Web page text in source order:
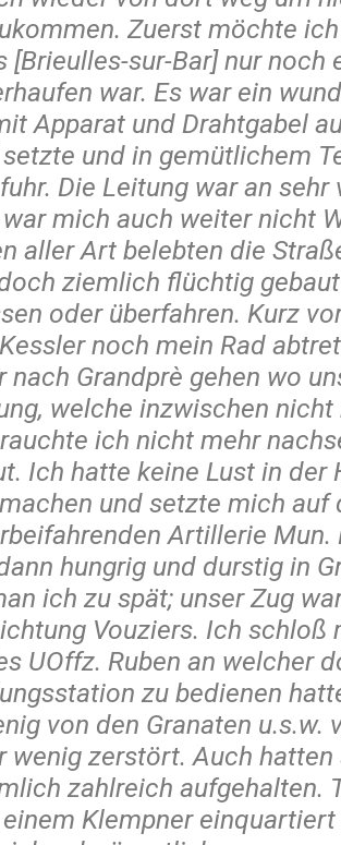
Zuerst möchte
[Brieulles-sur-Bar] nur noch
war. Es war ein
Apparat und Drahtgabel
und in gemütlichem
Die Leitung war an sehr
mich auch weiter nicht
aller Art belebten die
ziemlich flüchtig
oder überfahren. Kurz
noch mein Rad
nach Grandprè gehen wo
welche inzwischen
ich nicht mehr
Ich hatte keine Lust in der
und setzte mich auf
Artillerie Mun.
hungrig und durstig in
ich zu spät; unser Zug
Vouziers. Ich schloß
UOffz. Ruben an welcher
zu bedienen
von den Granaten u.s.w.
wenig zerstört. Auch
zahlreich aufgehalten.
Klempner